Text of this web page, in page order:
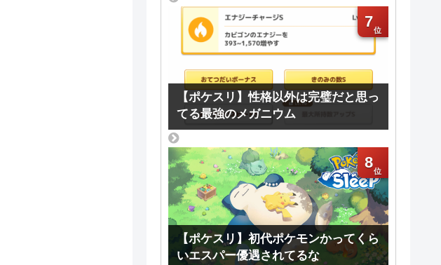
7
【ポケスリ】性格以外は完璧だと思っ
てる最強のメガニウム
8
【ポケスリ】初代ポケモンかってくら
いエスパー優遇されてるな